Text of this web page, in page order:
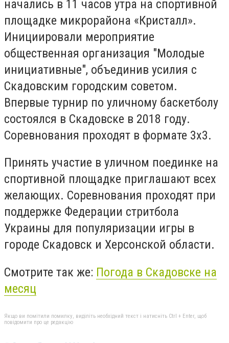
начались в 11 часов утра на спортивной
площадке микрорайона «Кристалл».
Инициировали мероприятие
общественная организация "Молодые
инициативные", объединив усилия с
Скадовским городским советом.
Впервые турнир по уличному баскетболу
состоялся в Скадовске в 2018 году.
Соревнования проходят в формате 3х3.
Принять участие в уличном поединке на
спортивной площадке приглашают всех
желающих. Соревнования проходят при
поддержке Федерации стритбола
Украины для популяризации игры в
городе Скадовск и Херсонской области.
Смотрите так же: Погода в Скадовске на
месяц
Якщо ви помітили помилку, виділіть необхідний текст і натисніть Ctrl + Enter, щоб
повідомити про це редакцію